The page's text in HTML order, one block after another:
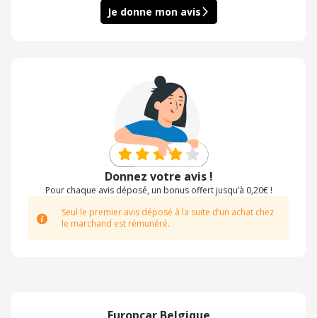
Je donne mon avis
Donnez votre avis !
Pour chaque avis déposé, un bonus offert jusqu’à 0,20€ !
Seul le premier avis déposé à la suite d’un achat chez
le marchand est rémunéré.